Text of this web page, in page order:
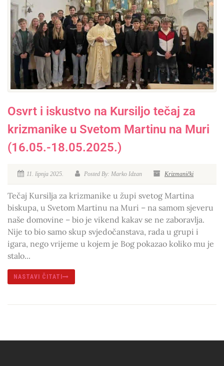
Osvrt i iskustvo na Kursiljo tečaj za
krizmanike u Svetom Martinu na Muri
(16.05.-18.05.2025.)
11. lipnja 2025. Posted By: Marko Idzan Krizmanički
Tečaj Kursilja za krizmanike u župi svetog Martina
biskupa, u Svetom Martinu na Muri – na samom sjeveru
naše domovine – bio je vikend kakav se ne zaboravlja.
Nije to bio samo skup svjedočanstava, rada u grupi i
igara, nego vrijeme u kojem je Bog pokazao koliko mu je
stalo...
NASTAVI ČITATI